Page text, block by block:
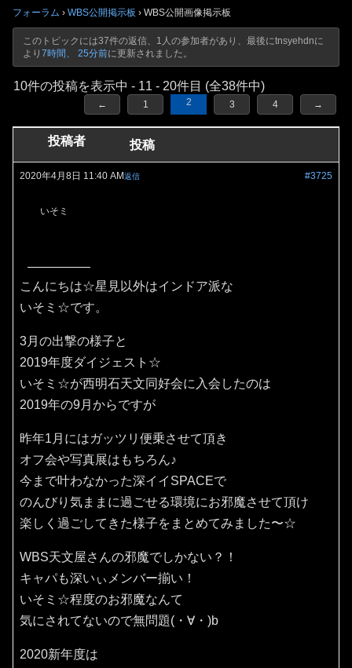
フォーラム › WBS公開掲示板 › WBS公開画像掲示板
このトピックには37件の返信、1人の参加者があり、最後にtnsyehdnに
より 7時間、 25分前に更新されました。
10件の投稿を表示中 - 11 - 20件目 (全38件中)
← 1 2 3 4 →
投稿者 投稿
2020年4月8日 11:40 AM #3725
返信
いそミ
こんにちは☆星見以外はインドア派な
いそミ☆です。
3月の出撃の様子と
2019年度ダイジェスト☆
いそミ☆が西明石天文同好会に入会したのは
2019年の9月からですが
昨年1月にはガッツリ便乗させて頂き
オフ会や写真展はもちろん♪
今まで叶わなかった深イイSPACEで
のんびり気ままに過ごせる環境にお邪魔させて頂け
楽しく過ごしてきた様子をまとめてみました〜☆
WBS天文屋さんの邪魔でしかない？！
キャパも深いぃメンバー揃い！
いそミ☆程度のお邪魔なんて
気にされてないので無問題(・∀・)b
2020新年度は